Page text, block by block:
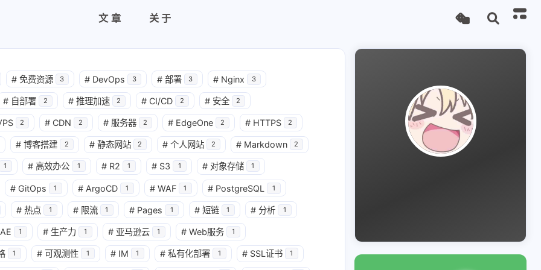
文章 关于
# 免费资源 3 # DevOps 3 # 部署 3 # Nginx 3
# 自部署 2 # 推理加速 2 # CI/CD 2 # 安全 2
2 # CDN 2 # 服务器 2 # EdgeOne 2 # HTTPS 2
# 博客搭建 2 # 静态网站 2 # 个人网站 2 # Markdown 2
1 # 高效办公 1 # R2 1 # S3 1 # 对象存储 1
# GitOps 1 # ArgoCD 1 # WAF 1 # PostgreSQL 1
# 热点 1 # 限流 1 # Pages 1 # 短链 1 # 分析 1
1 # 生产力 1 # 亚马逊云 1 # Web服务 1
1 # 可观测性 1 # IM 1 # 私有化部署 1 # SSL证书 1